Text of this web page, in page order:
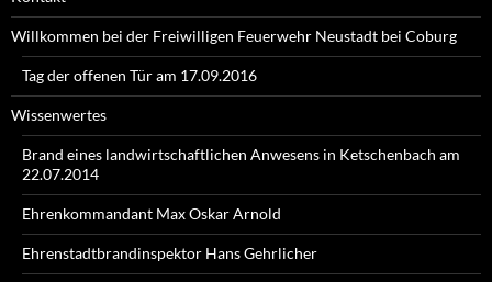
Willkommen bei der Freiwilligen Feuerwehr Neustadt bei Coburg
Tag der offenen Tür am 17.09.2016
Wissenwertes
Brand eines landwirtschaftlichen Anwesens in Ketschenbach am
22.07.2014
Ehrenkommandant Max Oskar Arnold
Ehrenstadtbrandinspektor Hans Gehrlicher